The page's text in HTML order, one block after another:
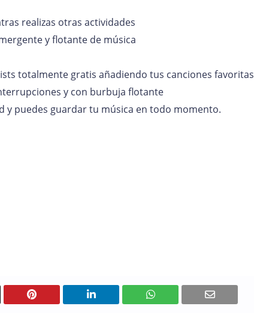
realizas otras actividades
y flotante de música
totalmente gratis añadiendo tus canciones favoritas
y con burbuja flotante
y puedes guardar tu música en todo momento.